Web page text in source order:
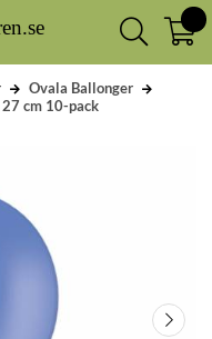
Ovala Ballonger
cm 10-pack